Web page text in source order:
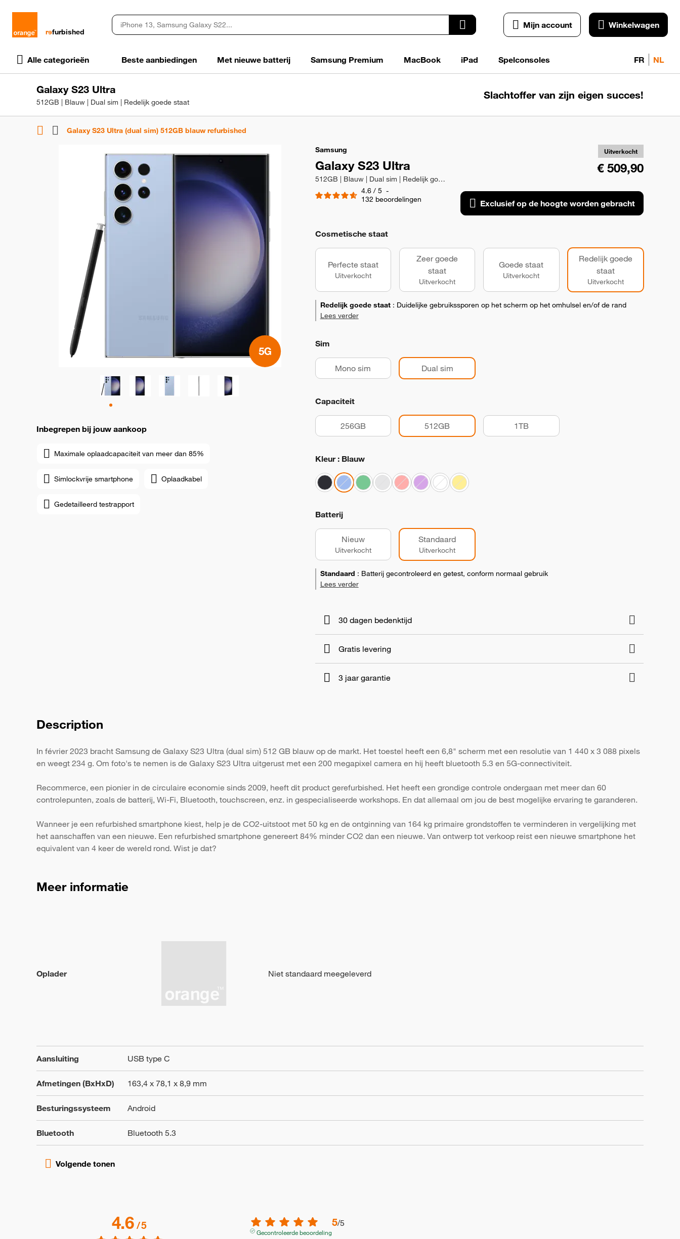
rɘfurbished
Mijn account Winkelwagen
Alle categorieën Beste aanbiedingen Met nieuwe batterij Samsung Premium MacBook iPad Spelconsoles FR NL
Galaxy S23 Ultra
512GB | Blauw | Dual sim | Redelijk goede staat
Slachtoffer van zijn eigen succes!
Galaxy S23 Ultra (dual sim) 512GB blauw refurbished
Samsung
Galaxy S23 Ultra
512GB | Blauw | Dual sim | Redelijk goede staat
4.6 / 5 -
132 beoordelingen
Uitverkocht
Inbegrepen bij jouw aankoop
Maximale oplaadcapaciteit van meer dan 85%
Simlockvrije smartphone Oplaadkabel
Gedetailleerd testrapport
€ 509,90
Exclusief op de hoogte worden gebracht
Cosmetische staat
Perfecte staat
Uitverkocht
Zeer goede
staat
Uitverkocht
Goede staat
Uitverkocht
Redelijk goede
staat
Uitverkocht
Redelijk goede staat: Duidelijke gebruikssporen op het scherm op het omhulsel en/of de rand
Lees verder
Sim
Mono sim Dual sim
Capaciteit
256GB 512GB 1TB
Kleur : Blauw
Batterij
Nieuw
Uitverkocht
Standaard
Uitverkocht
Standaard : Batterij gecontroleerd en getest, conform normaal gebruik
Lees verder
30 dagen bedenktijd
Gratis levering
3 jaar garantie
Description
In février 2023 bracht Samsung de Galaxy S23 Ultra (dual sim) 512 GB blauw op de markt. Het toestel heeft een 6,8" scherm met een resolutie van 1 440 x 3 088 pixels
en weegt 234 g. Om foto's te nemen is de Galaxy S23 Ultra uitgerust met een 200 megapixel camera en hij heeft bluetooth 5.3 en 5G-connectiviteit.
Recommerce, een pionier in de circulaire economie sinds 2009, heeft dit product gerefurbished. Het heeft een grondige controle ondergaan met meer dan 60
controlepunten, zoals de batterij, Wi-Fi, Bluetooth, touchscreen, enz. in gespecialiseerde workshops. En dat allemaal om jou de best mogelijke ervaring te garanderen.
Wanneer je een refurbished smartphone kiest, help je de CO2-uitstoot met 50 kg en de ontginning van 164 kg primaire grondstoffen te verminderen in vergelijking met
het aanschaffen van een nieuwe. Een refurbished smartphone genereert 84% minder CO2 dan een nieuwe. Van ontwerp tot verkoop reist een nieuwe smartphone het
equivalent van 4 keer de wereld rond. Wist je dat?
Meer informatie
Oplader Niet standaard meegeleverd
Aansluiting USB type C
Afmetingen (BxHxD) 163,4 x 78,1 x 8,9 mm
Besturingssysteem Android
Bluetooth Bluetooth 5.3
4.6/5 5/5
Gecontroleerde beoordeling